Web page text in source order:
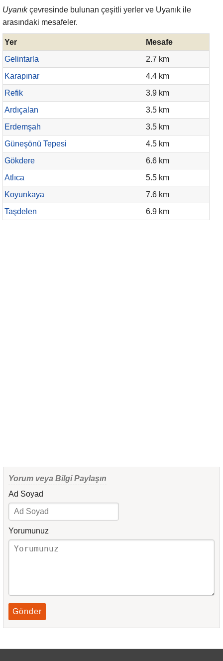
Uyanıkçevresinde bulunan çeşitli yerler ve Uyanık ile
arasındaki mesafeler.
Yer
Mesafe
Gelintarla
2.7 km
Karapınar
4.4 km
Refik
3.9 km
Ardıçalan
3.5 km
Erdemşah
3.5 km
Güneşönü Tepesi
4.5 km
Gökdere
6.6 km
Atlıca
5.5 km
Koyunkaya
7.6 km
Taşdelen
6.9 km
Yorum veya Bilgi Paylaşın
Ad Soyad
Yorumunuz
Gönder